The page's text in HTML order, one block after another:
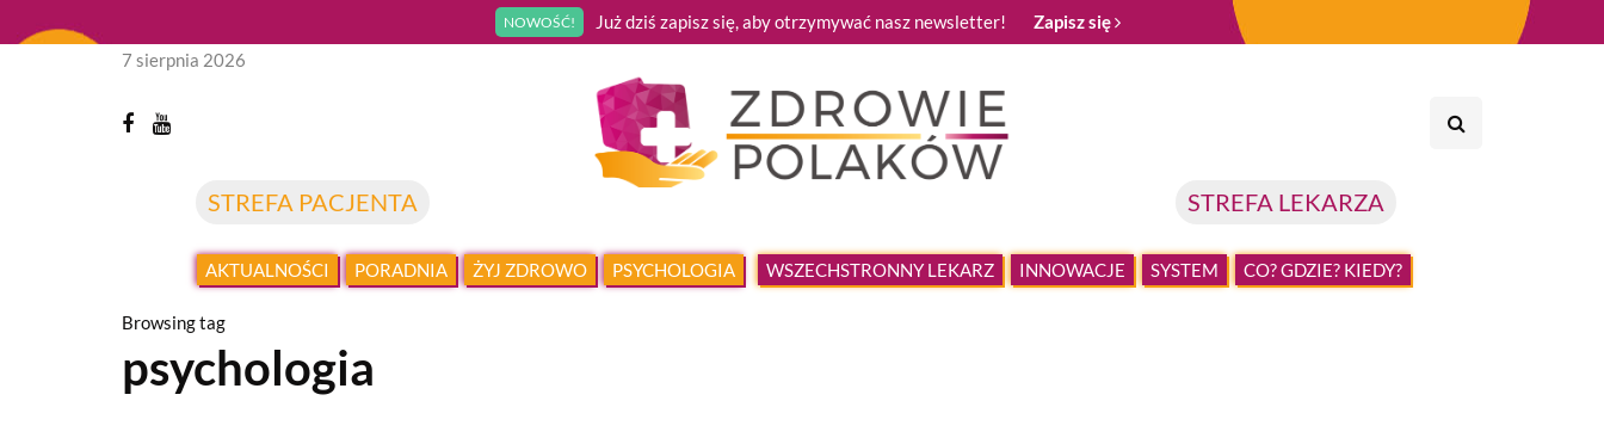
NOWOŚĆ! Już dziś zapisz się, aby otrzymywać nasz newsletter! Zapisz się
STREFA PACJENTA STREFA LEKARZA
7 sierpnia 2026
AKTUALNOŚCI PORADNIA ŻYJ ZDROWO PSYCHOLOGIA WSZECHSTRONNY LEKARZ INNOWACJE SYSTEM CO? GDZIE? KIEDY?
Browsing tag
psychologia